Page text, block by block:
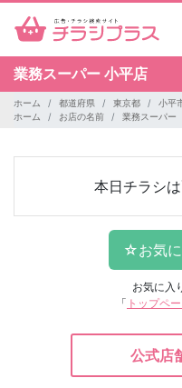
業務スーパー 小平店
ホーム 都道府県 東京都
小平
ホーム
お店の名前 業務スーパー
本日チラシ
お気に入
「 トップペ
公式店